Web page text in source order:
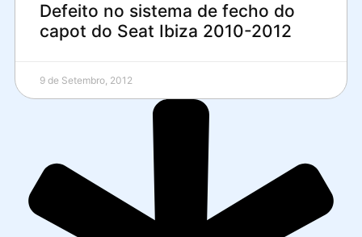
Defeito no sistema de fecho do
capot do Seat Ibiza 2010-2012
9 de Setembro, 2012